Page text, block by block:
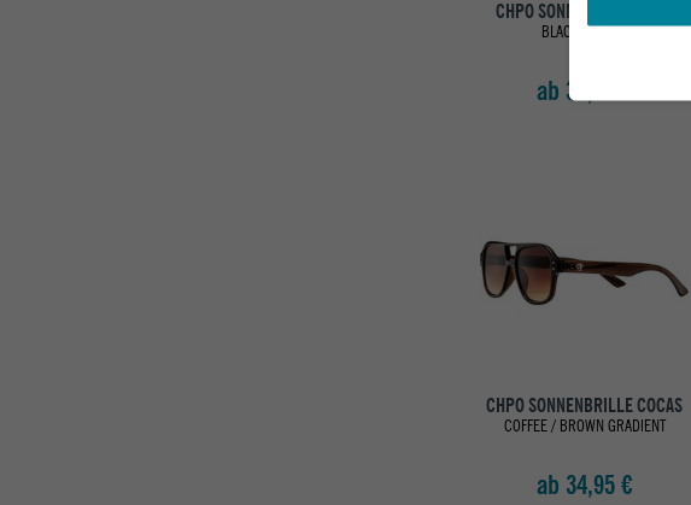
CHPO SONNENBRILLE AMY
BLACK / BLACK
ab 34,95 €
CHPO SONNENBRILLE COCAS
COFFEE / BROWN GRADIENT
ab 34,95 €